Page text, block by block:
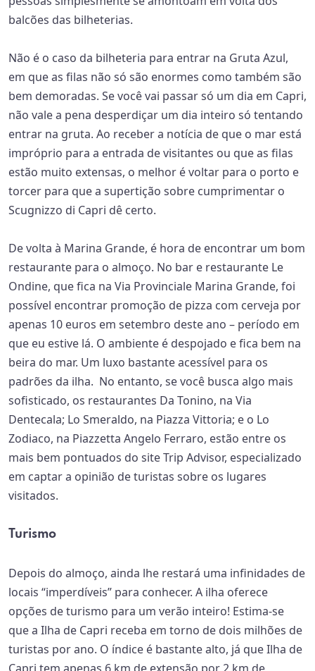
balcões das bilheterias.
Não é o caso da bilheteria para entrar na Gruta Azul,
em que as filas não só são enormes como também são
bem demoradas. Se você vai passar só um dia em Capri,
não vale a pena desperdiçar um dia inteiro só tentando
entrar na gruta. Ao receber a notícia de que o mar está
impróprio para a entrada de visitantes ou que as filas
estão muito extensas, o melhor é voltar para o porto e
torcer para que a supertição sobre cumprimentar o
Scugnizzo di Capri dê certo.
De volta à Marina Grande, é hora de encontrar um bom
restaurante para o almoço. No bar e restaurante Le
Ondine, que fica na Via Provinciale Marina Grande, foi
possível encontrar promoção de pizza com cerveja por
apenas 10 euros em setembro deste ano – período em
que eu estive lá. O ambiente é despojado e fica bem na
beira do mar. Um luxo bastante acessível para os
padrões da ilha. No entanto, se você busca algo mais
sofisticado, os restaurantes Da Tonino, na Via
Dentecala; Lo Smeraldo, na Piazza Vittoria; e o Lo
Zodiaco, na Piazzetta Angelo Ferraro, estão entre os
mais bem pontuados do site Trip Advisor, especializado
em captar a opinião de turistas sobre os lugares
visitados.
Turismo
Depois do almoço, ainda lhe restará uma infinidades de
locais “imperdíveis” para conhecer. A ilha oferece
opções de turismo para um verão inteiro! Estima-se
que a Ilha de Capri receba em torno de dois milhões de
turistas por ano. O índice é bastante alto, já que Ilha de